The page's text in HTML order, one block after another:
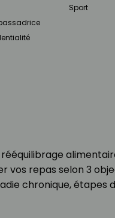
rééquilibrage
vos repas selon 3
chronique, étapes
Sport